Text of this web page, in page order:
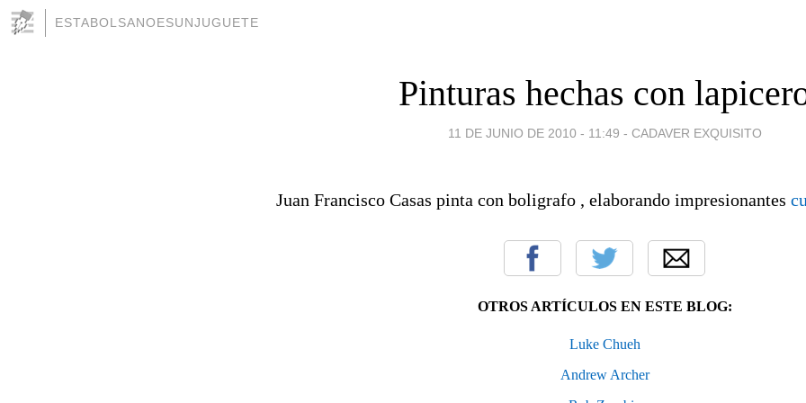
ESTABOLSANOESUNJUGUETE
Pinturas hechas con
11 DE JUNIO DE 2010 - 11:49 - CADAVER EXQUISITO
Juan Francisco Casas pinta con boligrafo , elaborando impresionantes
OTROS ARTÍCULOS EN ESTE BLOG:
Luke Chueh
Andrew Archer